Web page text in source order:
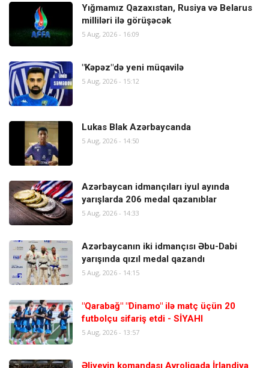
Yığmamız Qazaxıstan, Rusiya və Belarus
milliləri ilə görüşəcək
5 Aug, 2026 - 16:09
"Kəpəz"də yeni müqavilə
5 Aug, 2026 - 15:12
Lukas Blak Azərbaycanda
5 Aug, 2026 - 14:50
Azərbaycan idmançıları iyul ayında
yarışlarda 206 medal qazanıblar
5 Aug, 2026 - 14:33
Azərbaycanın iki idmançısı Əbu-Dabi
yarışında qızıl medal qazandı
5 Aug, 2026 - 14:15
"Qarabağ" "Dinamo" ilə matç üçün 20
futbolçu sifariş etdi - SİYAHI
5 Aug, 2026 - 13:57
Əliyevin komandası Avroliqada İrlandiya